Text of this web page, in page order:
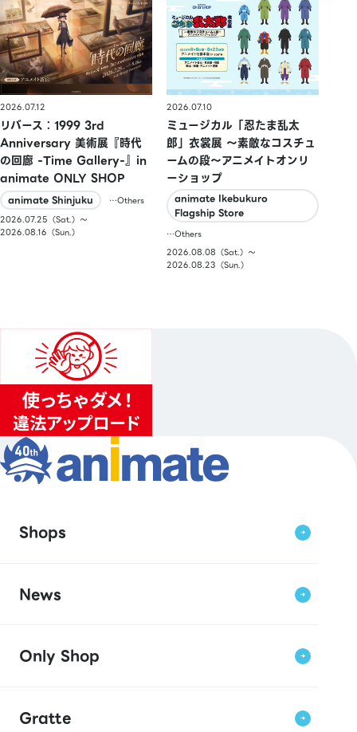
2026.07.12
リバース：1999 3rd
Anniversary 美術展『時代
の回廊 -Time Gallery-』in
animate ONLY SHOP
animate Shinjuku
…Others
2026.07.25（Sat.）〜
2026.08.16（Sun.）
2026.07.10
ミュージカル「忍たま乱太
郎」衣裳展 ～素敵なコスチュ
ームの段～アニメイトオンリ
ーショップ
animate Ikebukuro
Flagship Store
…Others
2026.08.08（Sat.）〜
2026.08.23（Sun.）
Shops
News
Only Shop
Gratte